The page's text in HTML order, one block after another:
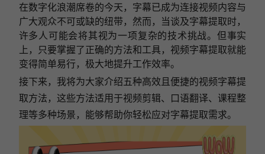
在数字化浪潮席卷的今天，字幕已成为连接视频内容与
广大观众不可或缺的纽带，然而，当谈及字幕提取时，
许多人可能会将其视为一项复杂的技术挑战。但事实
上，只要掌握了正确的方法和工具，视频字幕提取就能
变得简单易行，极大地提升工作效率。
接下来，我将为大家介绍五种高效且便捷的视频字幕提
取方法，这些方法适用于视频剪辑、口语翻译、课程整
理等多种场景，能够帮助你轻松应对字幕提取需求。